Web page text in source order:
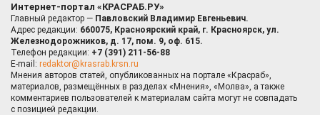
Интернет-портал «КРАСРАБ.РУ»
Главный редактор — Павловский Владимир Евгеньевич.
Адрес редакции: 660075, Красноярский край, г. Красноярск, ул.
Железнодорожников, д. 17, пом. 9, оф. 615.
Телефон редакции: +7 (391) 211-56-88
E-mail: redaktor@krasrab.krsn.ru
Мнения авторов статей, опубликованных на портале «Красраб»,
материалов, размещённых в разделах «Мнения», «Молва», а также
комментариев пользователей к материалам сайта могут не совпадать
с позицией редакции.